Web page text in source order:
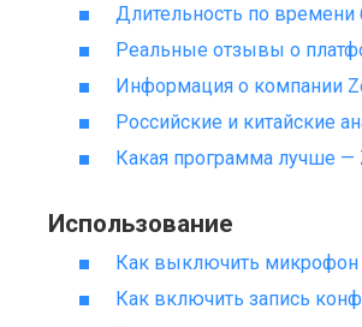
Длительность по
Реальные отзывы о
Информация о компании
Российские и китайские
Какая программа лучше —
Использование
Как выключить микрофон
Как включить запись